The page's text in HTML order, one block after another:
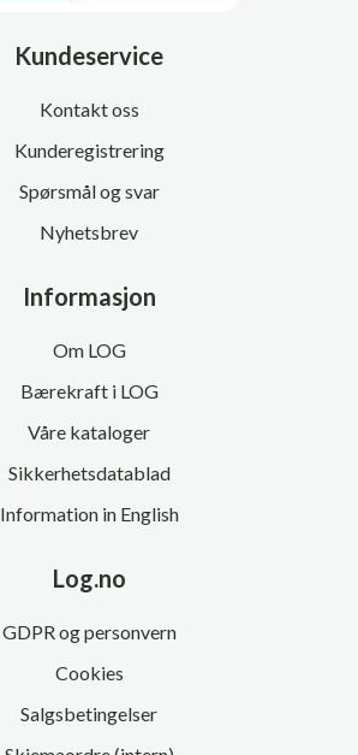
Kundeservice
Kontakt oss
Kunderegistrering
Spørsmål og svar
Nyhetsbrev
Informasjon
Om LOG
Bærekraft i LOG
Våre kataloger
Sikkerhetsdatablad
Information in English
Log.no
GDPR og personvern
Cookies
Salgsbetingelser